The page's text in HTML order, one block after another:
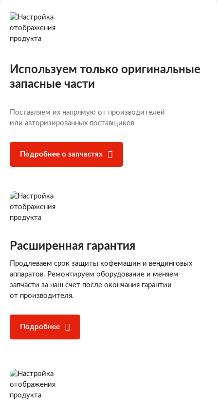
Используем только оригинальные
запасные части
Поставляем их напрямую от производителей
или авторизированных поставщиков
Подробнее о запчастях
Расширенная гарантия
Продлеваем срок защиты кофемашин и вендинговых
аппаратов. Ремонтируем оборудование и меняем
запчасти за наш счет после окончания гарантии
от производителя.
Подробнее